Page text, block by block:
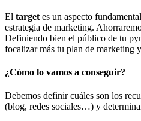
El target es un aspecto
estrategia de marketing.
Definiendo bien el público de tu
focalizar más tu plan de marketing
¿Cómo lo vamos a conseguir?
Debemos definir cuáles son los
(blog, redes sociales…) y